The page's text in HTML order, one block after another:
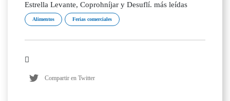
Estrella Levante, Coprohníjar y Desuflí. más leídas
Alimentos Ferias comerciales
Compartir en Twitter